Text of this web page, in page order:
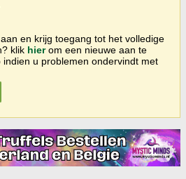
aan en krijg toegang tot het volledige
klik hierom een nieuwe aan te
indien u problemen ondervindt met